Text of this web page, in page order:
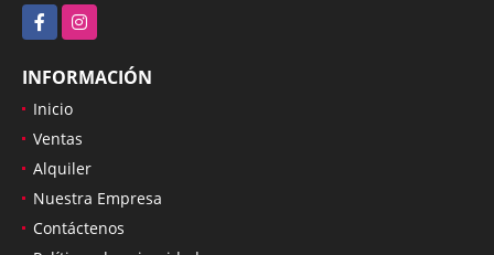
FacebookInstagram
INFORMACIÓN
Inicio
Ventas
Alquiler
Nuestra Empresa
Contáctenos